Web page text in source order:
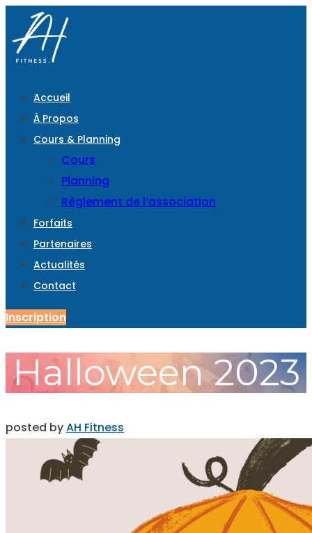
Accueil
À Propos
Cours & Planning
Cours
Planning
Règlement de l’association
Forfaits
Partenaires
Actualités
Contact
Inscription
Halloween 2023
posted byAH Fitness